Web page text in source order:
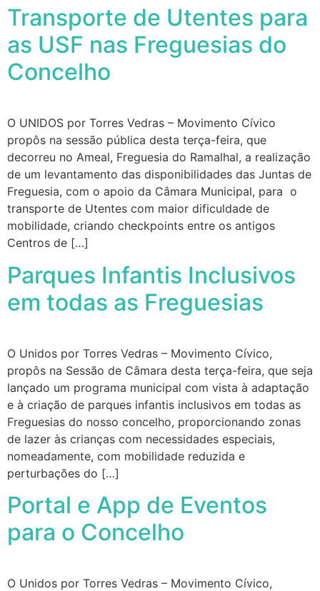
Transporte de Utentes para
as USF nas Freguesias do
Concelho
O UNIDOS por Torres Vedras – Movimento Cívico
propôs na sessão pública desta terça-feira, que
decorreu no Ameal, Freguesia do Ramalhal, a realização
de um levantamento das disponibilidades das Juntas de
Freguesia, com o apoio da Câmara Municipal, para o
transporte de Utentes com maior dificuldade de
mobilidade, criando checkpoints entre os antigos
Centros de […]
Parques Infantis Inclusivos
em todas as Freguesias
O Unidos por Torres Vedras – Movimento Cívico,
propôs na Sessão de Câmara desta terça-feira, que seja
lançado um programa municipal com vista à adaptação
e à criação de parques infantis inclusivos em todas as
Freguesias do nosso concelho, proporcionando zonas
de lazer às crianças com necessidades especiais,
nomeadamente, com mobilidade reduzida e
perturbações do […]
Portal e App de Eventos
para o Concelho
O Unidos por Torres Vedras – Movimento Cívico,